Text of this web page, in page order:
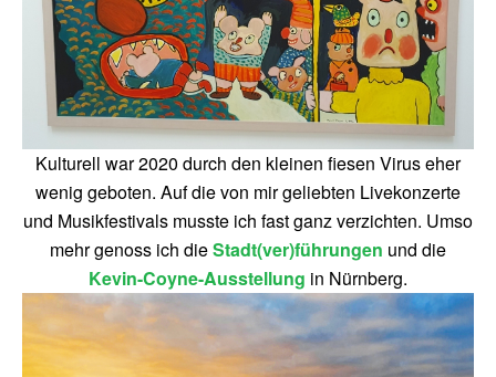
Kulturell war 2020 durch den kleinen fiesen Virus eher
wenig geboten. Auf die von mir geliebten Livekonzerte
und Musikfestivals musste ich fast ganz verzichten. Umso
mehr genoss ich dieStadt(ver)führungen und die
Kevin-Coyne-Ausstellung in Nürnberg.